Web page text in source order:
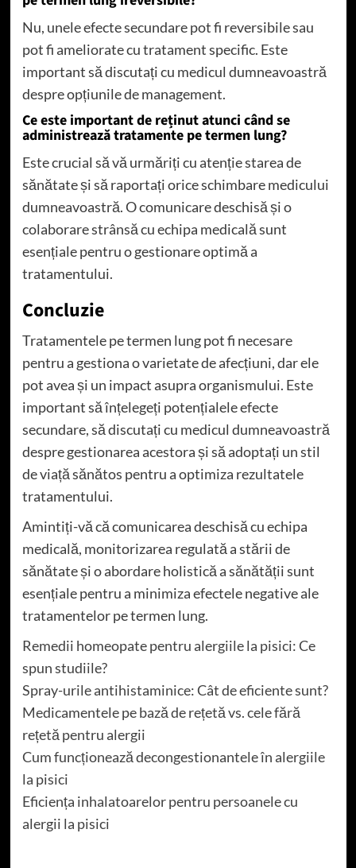
Nu, unele efecte secundare pot fi reversibile sau
pot fi ameliorate cu tratament specific. Este
important să discutați cu medicul dumneavoastră
despre opțiunile de management.
Ce este important de reținut atunci când se
administrează tratamente pe termen lung?
Este crucial să vă urmăriți cu atenție starea de
sănătate și să raportați orice schimbare medicului
dumneavoastră. O comunicare deschisă și o
colaborare strânsă cu echipa medicală sunt
esențiale pentru o gestionare optimă a
tratamentului.
Concluzie
Tratamentele pe termen lung pot fi necesare
pentru a gestiona o varietate de afecțiuni, dar ele
pot avea și un impact asupra organismului. Este
important să înțelegeți potențialele efecte
secundare, să discutați cu medicul dumneavoastră
despre gestionarea acestora și să adoptați un stil
de viață sănătos pentru a optimiza rezultatele
tratamentului.
Amintiți-vă că comunicarea deschisă cu echipa
medicală, monitorizarea regulată a stării de
sănătate și o abordare holistică a sănătății sunt
esențiale pentru a minimiza efectele negative ale
tratamentelor pe termen lung.
Remedii homeopate pentru alergiile la pisici: Ce
spun studiile?
Spray-urile antihistaminice: Cât de eficiente sunt?
Medicamentele pe bază de rețetă vs. cele fără
rețetă pentru alergii
Cum funcționează decongestionantele în alergiile
la pisici
Eficiența inhalatoarelor pentru persoanele cu
alergii la pisici